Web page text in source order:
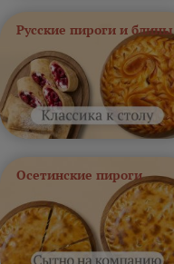
Русские пироги и блины
Осетинские пироги